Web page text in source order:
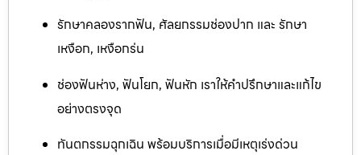
รักษาคลองรากฟัน, ศัลยกรรมช่องปาก และ รักษา
เหงือก, เหงือกร่น
ช่องฟันห่าง, ฟันโยก, ฟันหัก เราให้คำปรึกษาและแก้ไข
อย่างตรงจุด
ทันตกรรมฉุกเฉิน พร้อมบริการเมื่อมีเหตุเร่งด่วน